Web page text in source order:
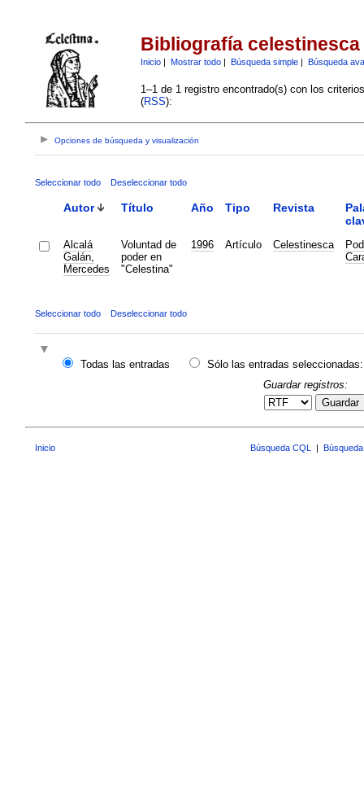
Bibliografía celestinesca
Inicio| Mostrar todo| Búsqueda simple| Búsqueda
1–1 de 1 registro encontrado(s) con los
(RSS):
Opciones de búsqueda y visualización
Seleccionar todo Deseleccionar todo
Autor Título Año Tipo Revista
Alcalá
Galán,
Mercedes
Voluntad de
poder en
"Celestina"
1996 Artículo Celestinesca
Seleccionar todo Deseleccionar todo
Todas las entradas
Sólo las entradas seleccionadas:
Guardar registros:
Guardar
Inicio Búsqueda CQL